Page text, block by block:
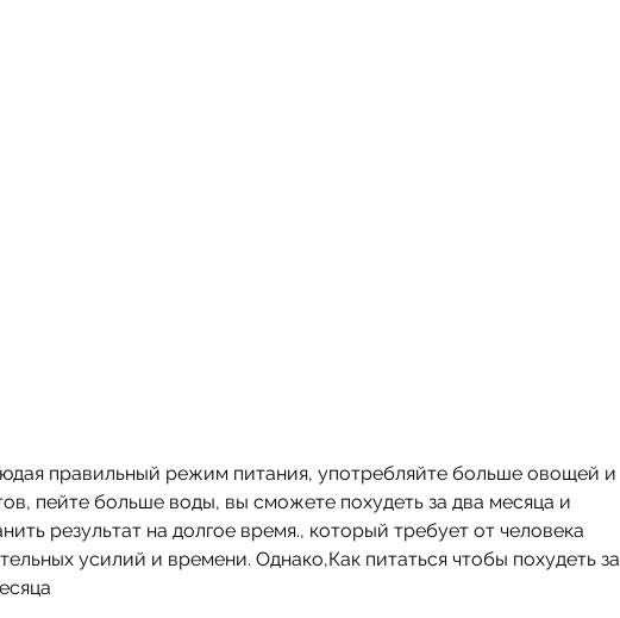
пейте больше воды, вы сможете похудеть за два месяца и
результат на долгое время., который требует от человека
усилий и времени. Однако,Как питаться чтобы похудеть за